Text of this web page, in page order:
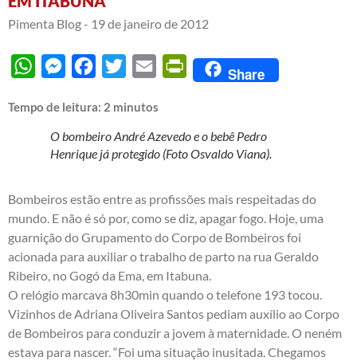
Pimenta Blog - 19 de janeiro de 2012
WhatsAppMessengerFacebook
Twitter Email PrintFriendly
Share
Tempo de leitura: 2 minutos
O bombeiro André Azevedo e o bebê Pedro
Henrique já protegido (Foto Osvaldo Viana).
Bombeiros estão entre as profissões mais respeitadas do
mundo. E não é só por, como se diz, apagar fogo. Hoje, uma
guarnição do Grupamento do Corpo de Bombeiros foi
acionada para auxiliar o trabalho de parto na rua Geraldo
Ribeiro, no Gogó da Ema, em Itabuna.
O relógio marcava 8h30min quando o telefone 193 tocou.
Vizinhos de Adriana Oliveira Santos pediam auxílio ao Corpo
de Bombeiros para conduzir a jovem à maternidade. O neném
estava para nascer. “Foi uma situação inusitada. Chegamos